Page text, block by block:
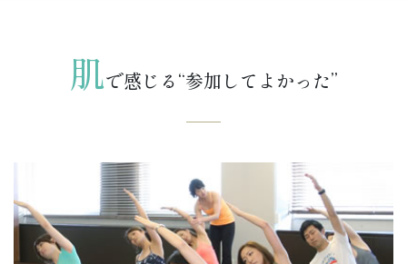
肌で感じる“参加してよかった”